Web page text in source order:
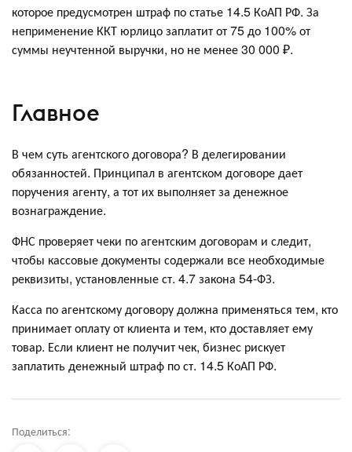
которое предусмотрен штраф по статье 14.5 КоАП РФ. За
неприменение ККТ юрлицо заплатит от 75 до 100% от
суммы неучтенной выручки, но не менее 30 000 ₽.
Главное
В чем суть агентского договора? В делегировании
обязанностей. Принципал в агентском договоре дает
поручения агенту, а тот их выполняет за денежное
вознаграждение.
ФНС проверяет чеки по агентским договорам и следит,
чтобы кассовые документы содержали все необходимые
реквизиты, установленные ст. 4.7 закона 54-ФЗ.
Касса по агентскому договору должна применяться тем, кто
принимает оплату от клиента и тем, кто доставляет ему
товар. Если клиент не получит чек, бизнес рискует
заплатить денежный штраф по ст. 14.5 КоАП РФ.
Поделиться: